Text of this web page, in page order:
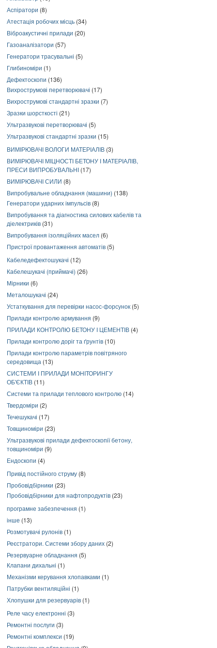
Аспіратори (8)
Атестація робочих місць (34)
Віброакустичні прилади (20)
Газоаналізатори (57)
Генератори трасувальні (5)
Глибиноміри (1)
Дефектоскопи (136)
Вихрострумові перетворювачі (17)
Вихрострумові стандартні зразки (7)
Зразки шорсткості (21)
Ультразвукові перетворювачі (5)
Ультразвукові стандартні зразки (15)
ВИМІРЮВАЧІ ВОЛОГИ МАТЕРІАЛІВ (3)
ВИМІРЮВАЧІ МІЦНОСТІ БЕТОНУ І МАТЕРІАЛІВ,
ПРЕСИ ВИПРОБУВАЛЬНІ (17)
ВИМІРЮВАЧІ СИЛИ (8)
Випробувальне обладнання (машини) (138)
Генератори ударних імпульсів (8)
Випробування та діагностика силових кабелів та
діелектриків (31)
Випробування ізоляційних масел (6)
Пристрої провантаження автоматів (5)
Кабеледефектошукачі (12)
Кабелешукачі (приймачі) (26)
Мірники (6)
Металошукачі (24)
Устаткування для перевірки насос-форсунок (5)
Прилади контролю армування (9)
ПРИЛАДИ КОНТРОЛЮ БЕТОНУ І ЦЕМЕНТІВ (4)
Прилади контролю доріг та ґрунтів (10)
Прилади контролю параметрів повітряного
середовища (13)
СИСТЕМИ І ПРИЛАДИ МОНІТОРИНГУ
ОБ'ЄКТІВ (11)
Системи та прилади теплового контролю (14)
Твердоміри (2)
Течешукачі (17)
Товщиноміри (23)
Ультразвукові прилади дефектоскопії бетону,
товщиноміри (9)
Ендоскопи (4)
Привід постійного струму (8)
Пробовідбірники (23)
Пробовідбірники для нафтопродуктів (23)
програмне забезпечення (1)
інше (13)
Розмотувачі рулонів (1)
Реєстратори. Системи збору даних (2)
Резервуарне обладнання (5)
Клапани дихальні (1)
Механізми керування хлопавками (1)
Патрубки вентиляційні (1)
Хлопушки для резервуарів (1)
Реле часу електронні (3)
Ремонтні послуги (3)
Ремонтні комплекси (19)